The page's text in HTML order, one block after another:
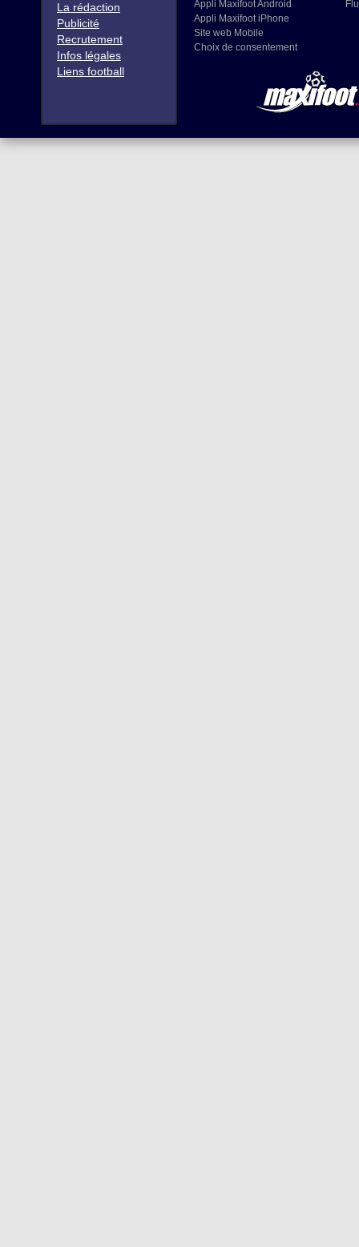
La rédaction
Publicité
Recrutement
Infos légales
Liens football
Appli Maxifoot Android
Appli Maxifoot iPhone
Site web Mobile
Choix de consentement